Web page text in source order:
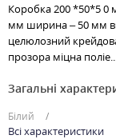
Коробка 200 *50*5 0
мм ширина – 50 мм
целюлозний
прозора міцна
Загальні
Білий
Всі характеристики